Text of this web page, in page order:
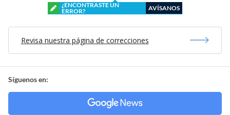
¿ENCONTRASTE UN
ERROR?
AVÍSANOS
Revisa nuestra página de correcciones
Síguenos en: